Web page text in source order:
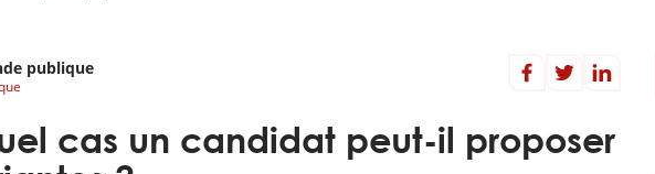
publique
cas un candidat peut-il proposer